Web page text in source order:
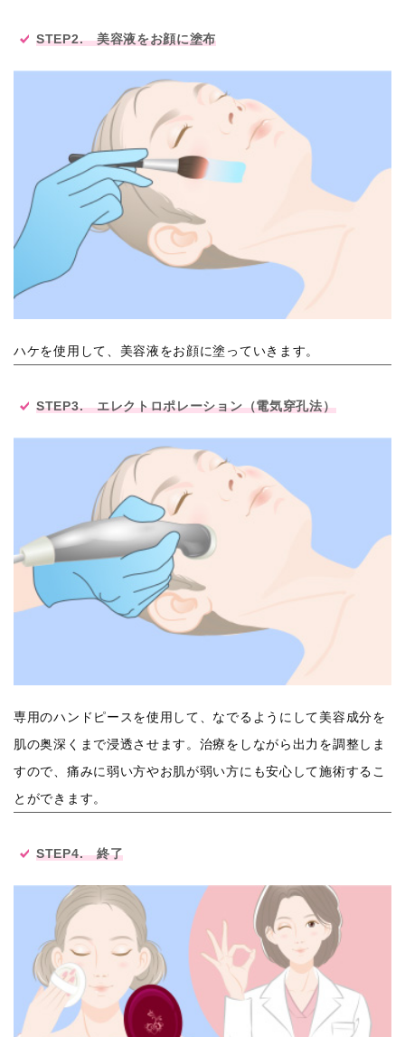
STEP2. 美容液をお顔に塗布
ハケを使用して、美容液をお顔に塗っていきます。
STEP3. エレクトロポレーション（電気穿孔法）
専用のハンドピースを使用して、なでるようにして美容成分を
肌の奥深くまで浸透させます。治療をしながら出力を調整しま
すので、痛みに弱い方やお肌が弱い方にも安心して施術するこ
とができます。
STEP4. 終了